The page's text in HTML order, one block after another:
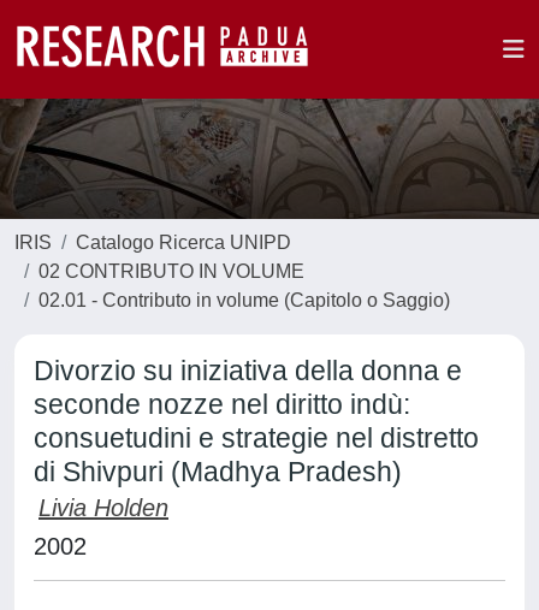
IRIS
Catalogo Ricerca UNIPD
02 CONTRIBUTO IN VOLUME
02.01 - Contributo in volume (Capitolo o Saggio)
Divorzio su iniziativa della donna e
seconde nozze nel diritto indù:
consuetudini e strategie nel distretto
di Shivpuri (Madhya Pradesh)
Livia Holden
2002